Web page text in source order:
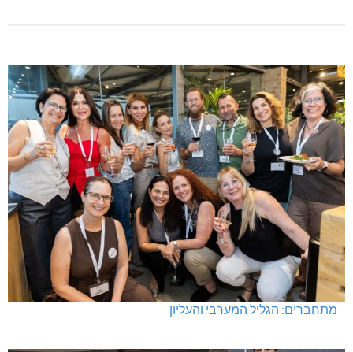
מתחברים: הגליל המערבי והעליון